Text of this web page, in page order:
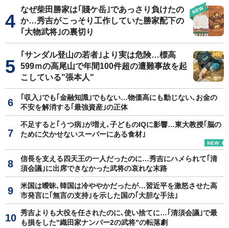
なぜ柴田勝家は｢賤ケ岳｣であっさり負けたの
か…秀吉がこっそり工作していた勝家配下の
｢大物武将｣の裏切り
｢サンダル登山の若者｣より実は危険…標高
599ｍの高尾山で年間100件超の遭難事故を起
こしている"張本人"
｢収入｣でも｢金融知識｣でもない…物価高にも動じない､お金の
不安を解消する｢最強資産｣の正体
不足すると｢うつ病｣が増え､子どものIQに影響…東大教授｢脳の
ために欠かせないスーパーにある食材｣
信長を支える四天王の一人だったのに…秀吉にハメられて｢清
須会議｣に出席できなかった武将の哀れな末路
米国は曖昧､韓国は冷ややかだったが…習近平を激怒させた高
市発言に｢無言の支持｣を示した国の｢大胆な手法｣
秀吉よりも大役を任されたのに､使い捨てに…｢清須会議｣で最
も損をした"織田家ナンバー2の武将"の転落劇